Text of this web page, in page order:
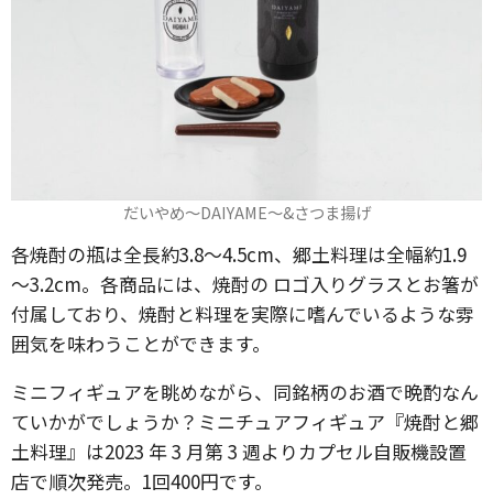
だいやめ～DAIYAME～&さつま揚げ
各焼酎の瓶は全長約3.8～4.5cm、郷土料理は全幅約1.9
～3.2cm。各商品には、焼酎の ロゴ入りグラスとお箸が
付属しており、焼酎と料理を実際に嗜んでいるような雰
囲気を味わうことができます。
ミニフィギュアを眺めながら、同銘柄のお酒で晩酌なん
ていかがでしょうか？ミニチュアフィギュア『焼酎と郷
土料理』は2023 年 3 月第 3 週よりカプセル自販機設置
店で順次発売。1回400円です。